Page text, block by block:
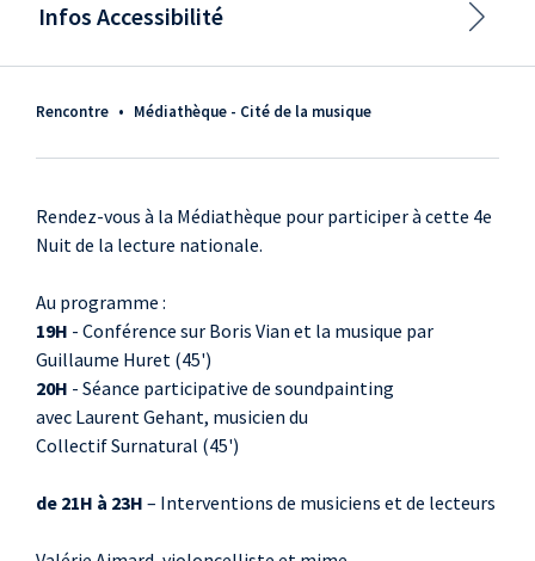
Rencontre • Médiathèque - Cité de la musique
Rendez-vous à la Médiathèque pour participer à cette 4e
Nuit de la lecture nationale.
Au programme :
19H - Conférence sur Boris Vian et la musique par
Guillaume Huret (45')
20H - Séance participative de soundpainting
avec Laurent Gehant, musicien du
Collectif Surnatural (45')
de 21H à 23H – Interventions de musiciens et de lecteurs
Infos Accessibilité